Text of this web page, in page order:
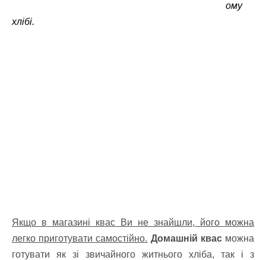
ому
хлібі.
Якщо в магазині квас Ви не знайшли, його можна
легко приготувати самостійно. Домашній квасможна
готувати як зі звичайного житнього хліба, так і з